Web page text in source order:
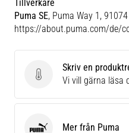
Tillverkare
Puma SE, Puma Way 1,
https://about.puma.com/de/
Skriv en
Skriv en
Vi vill gärna läsa
Mer från Puma